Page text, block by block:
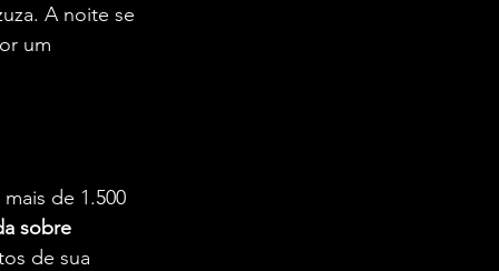
A noite se
um
de 1.500
sobre
de sua